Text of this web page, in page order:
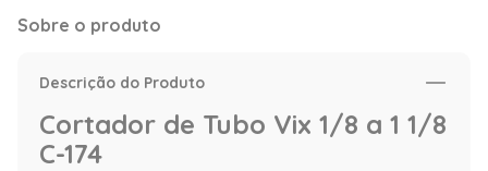
Sobre o produto
Descrição do Produto
Cortador de Tubo Vix 1/8 a 1 1/8
C-174